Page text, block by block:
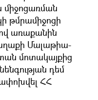
թմրամիջոցի
առաքանին
Մալաթիա-
մոտակայքից
դեմ
ՀՀ